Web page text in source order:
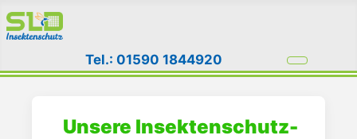
Tel.: 01590 1844920
Unsere Insektenschutz-